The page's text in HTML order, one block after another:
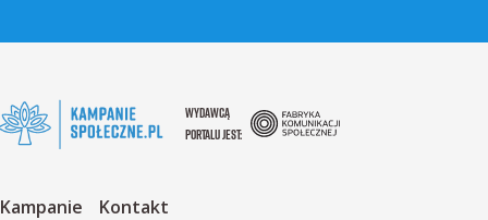
WYDAWCĄ
PORTALU JEST:
Kampanie
Kontakt